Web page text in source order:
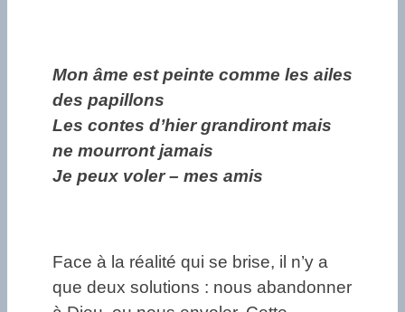
Mon âme est peinte comme les ailes
des papillons
Les contes d’hier grandiront mais
ne mourront jamais
Je peux voler – mes amis
Face à la réalité qui se brise, il n’y a
que deux solutions : nous abandonner